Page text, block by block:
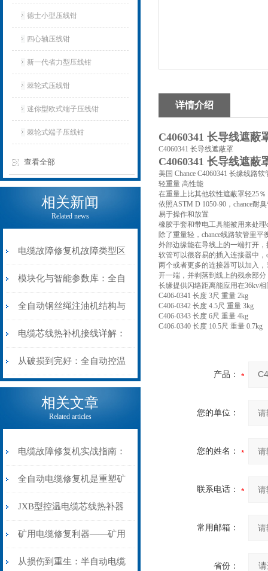
德士小型压线钳
四心轴压线钳
新一代省力型压线钳
棘轮式压线钳
迷你型欧式端子压线钳
棘轮式端子压线钳
查看全部
相关新闻
Related news
电缆故障修复机故障类型区
分指南：从“绝缘电
阻”到“波形特征”的精准诊
断逻辑
模块化与智能参数库：全自
动电缆修复机的快速换型逻
辑
全自动钢丝绳注油机结构与
工作原理：揭秘高效润滑的
机械密码
电缆芯线热补机接线详解：
从入门到精通
从破损到完好：全自动控温
电缆热补机的核心价值
相关文章
Related articles
电缆故障修复机实战指南：
从“盲测”到“精确定点”的三
步作业法
全自动电缆修复机是重塑矿
山电力动脉的“智能外科医
生”
JXB型控温电缆芯线热补器
安装与接线：精准修复的工
艺基石
矿用电缆修复利器——矿用
电缆热补机智能控温，安全
从损伤到重生：半自动电缆
详情介绍
C4060341 长导线遮蔽
C4060341 长导线遮蔽罩
C4060341 长导线遮蔽
美国 Chance C4060341 长缘线路
轻重量 高性能
在重量上比其他软性遮蔽罩轻25
依照ASTM D 1050-90，chance耐
易于操作和放置
橡胶手套和带电工具能被用来处理
除了重量轻，chance线路软管里
外部边缘能在导线上的一端打开
软管可以很容易的插入连接器中
两个或者更多的连接器可以加入
开一端，并剥落到线上的残余部分
长缘提供闪络距离能应用在36kv
C406-0341 长度 3尺 重量 2kg
C406-0342 长度 4.5尺 重量 3kg
C406-0343 长度 6尺 重量 4kg
C406-0340 长度 10.5尺 重量 0.7kg
产品：
您的单位：
您的姓名：
联系电话：
常用邮箱：
省份：